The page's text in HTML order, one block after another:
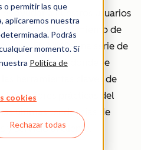
o permitir las que
aplicaremos nuestra
Podrás
momento. Si
Política de
cookies
Rechazar todas
ayudar a nuestros usuarios
de crecimiento de
EN VIVO: una serie de
de HubSpot donde te
herramientas claves de
las mejores prácticas del
últimas tendencias de
y servicio al cliente.